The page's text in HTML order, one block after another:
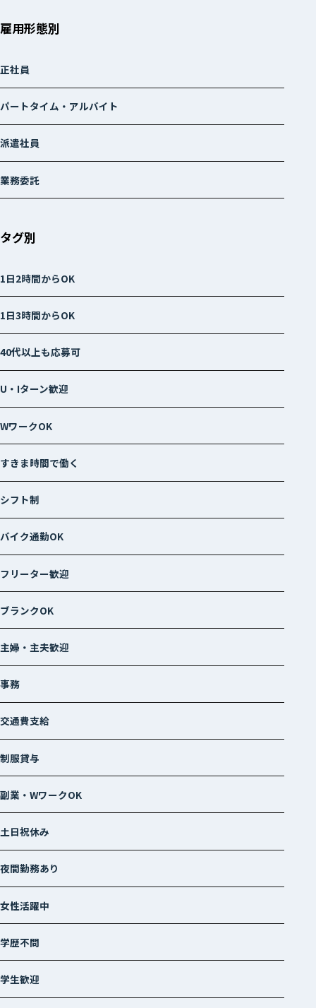
雇用形態別
正社員
パートタイム・アルバイト
派遣社員
業務委託
タグ別
1日2時間からOK
1日3時間からOK
40代以上も応募可
U・Iターン歓迎
WワークOK
すきま時間で働く
シフト制
バイク通勤OK
フリーター歓迎
ブランクOK
主婦・主夫歓迎
事務
交通費支給
制服貸与
副業・WワークOK
土日祝休み
夜間勤務あり
女性活躍中
学歴不問
学生歓迎